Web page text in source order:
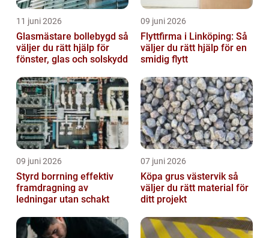
11 juni 2026
Glasmästare bollebygd så
väljer du rätt hjälp för
fönster, glas och solskydd
09 juni 2026
Flyttfirma i Linköping: Så
väljer du rätt hjälp för en
smidig flytt
09 juni 2026
Styrd borrning effektiv
framdragning av
ledningar utan schakt
07 juni 2026
Köpa grus västervik så
väljer du rätt material för
ditt projekt